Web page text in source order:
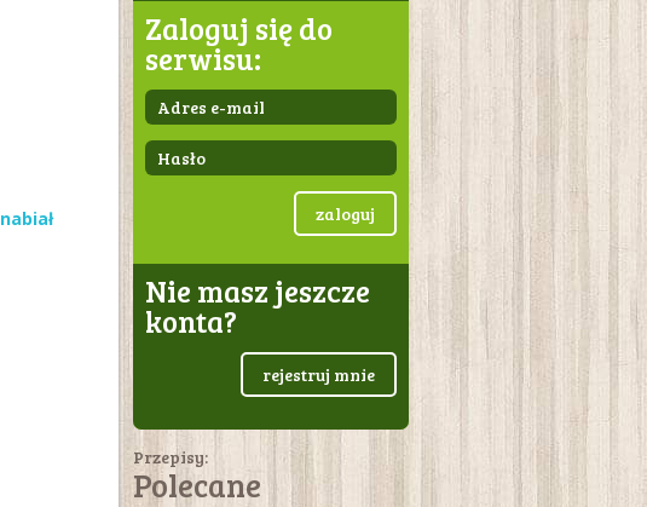
nabiał
Zaloguj się do
serwisu:
zaloguj
Nie masz jeszcze
konta?
rejestruj mnie
Przepisy:
Polecane